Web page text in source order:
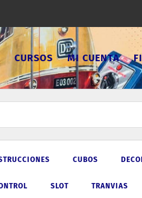
CURSOS MI CUENTA
CUBOS
SLOT TRANVIAS